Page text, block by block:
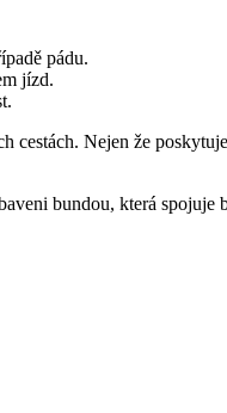
pádu.
jízd.
Nejen že
bundou, která spojuje